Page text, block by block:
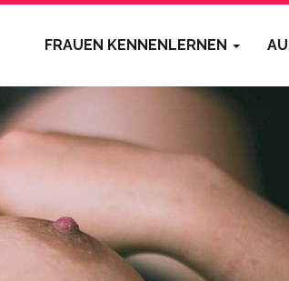
FRAUEN KENNENLERNEN